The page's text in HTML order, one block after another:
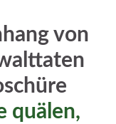
von
quälen,